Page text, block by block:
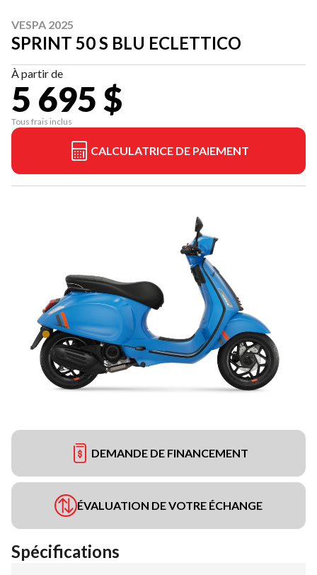
VESPA 2025
SPRINT 50 S BLU ECLETTICO
À partir de
5 695 $
Tous frais inclus
CALCULATRICE DE PAIEMENT
DEMANDE DE FINANCEMENT
ÉVALUATION DE VOTRE ÉCHANGE
Spécifications